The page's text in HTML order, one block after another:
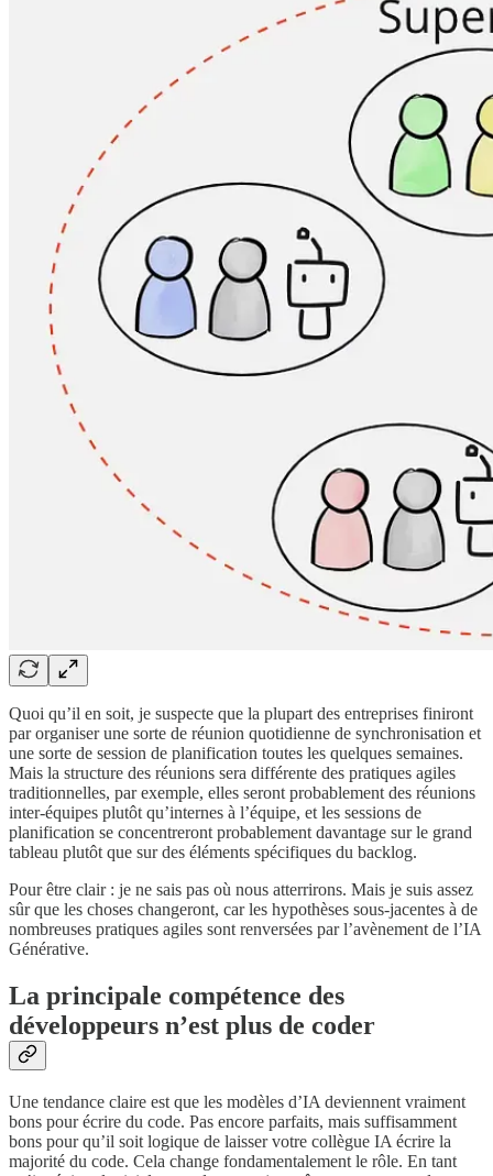
Quoi qu’il en soit, je suspecte que la plupart des entreprises finiront
par organiser une sorte de réunion quotidienne de synchronisation et
une sorte de session de planification toutes les quelques semaines.
Mais la structure des réunions sera différente des pratiques agiles
traditionnelles, par exemple, elles seront probablement des réunions
inter-équipes plutôt qu’internes à l’équipe, et les sessions de
planification se concentreront probablement davantage sur le grand
tableau plutôt que sur des éléments spécifiques du backlog.
Pour être clair : je ne sais pas où nous atterrirons. Mais je suis assez
sûr que les choses changeront, car les hypothèses sous-jacentes à de
nombreuses pratiques agiles sont renversées par l’avènement de l’IA
Générative.
La principale compétence des
développeurs n’est plus de coder
Une tendance claire est que les modèles d’IA deviennent vraiment
bons pour écrire du code. Pas encore parfaits, mais suffisamment
bons pour qu’il soit logique de laisser votre collègue IA écrire la
majorité du code. Cela change fondamentalement le rôle. En tant